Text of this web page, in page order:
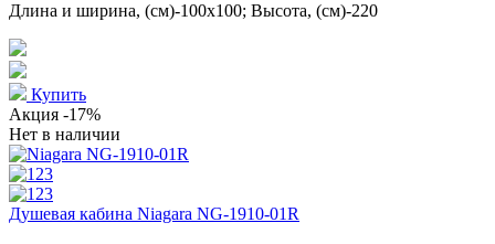
Длина и ширина, (см)-100x100; Высота, (см)-220
Купить
Акция -17%
Нет в наличии
Душевая кабина Niagara NG-1910-01R